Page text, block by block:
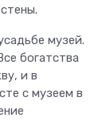
музей.
богатства
и в
с музеем в